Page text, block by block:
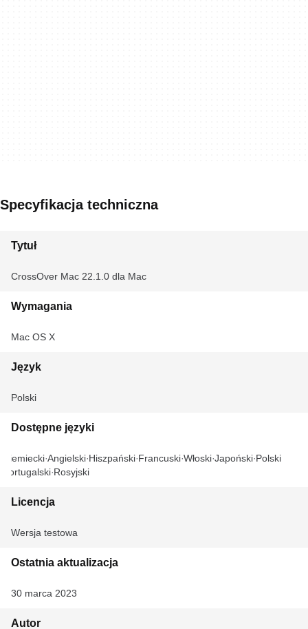
Specyfikacja techniczna
Tytuł
CrossOver Mac 22.1.0 dla Mac
Wymagania
Mac OS X
Język
Polski
Dostępne języki
Niemiecki Angielski Hiszpański Francuski Włoski Japoński Polski
Portugalski Rosyjski
Licencja
Wersja testowa
Ostatnia aktualizacja
30 marca 2023
Autor